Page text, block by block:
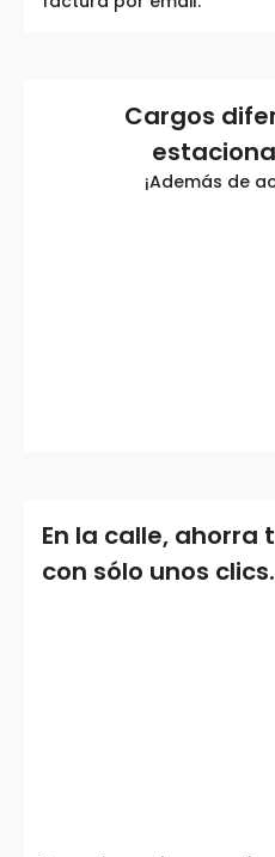
Cargos
¡Además de
En la calle,
con sólo unos clics.